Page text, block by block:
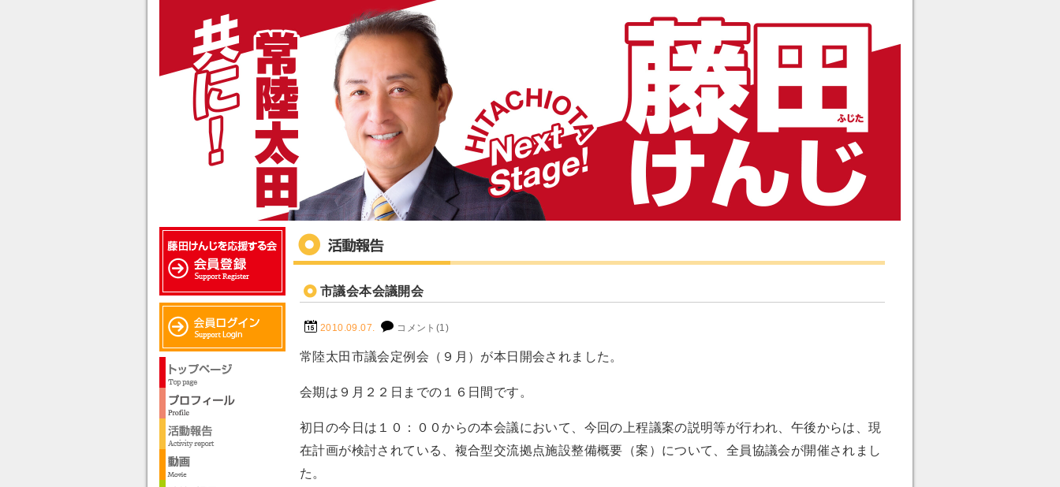
市議会本会議開会
2010.09.07. コメント(1)
常陸太田市議会定例会（９月）が本日開会されました。
会期は９月２２日までの１６日間です。
初日の今日は１０：００からの本会議において、今回の上程議案の説明等が行われ、午後からは、現
在計画が検討されている、複合型交流拠点施設整備概要（案）について、全員協議会が開催されまし
た。